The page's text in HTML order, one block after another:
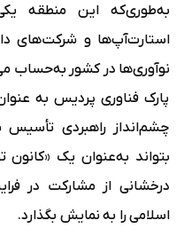
به‌طوری‌که این منطقه
استارت‌آپ‌ها و شرکت‌های
نوآوری‌ها در کشور به‌حساب
پارک فناوری پردیس به
چشم‌انداز راهبردی
بتواند به‌عنوان یک
درخشانی از مشارکت در
اسلامی را به نمایش بگذارد.